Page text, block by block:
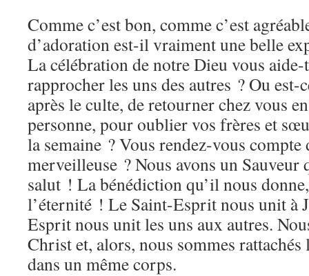
Comme c’est bon, comme c’est
d’adoration est-il vraiment une belle
La célébration de notre Dieu vous
rapprocher les uns des autres ? Ou est-
après le culte, de retourner chez vous
personne, pour oublier vos frères et
la semaine ? Vous rendez-vous compte
merveilleuse ? Nous avons un
salut ! La bénédiction qu’il nous
l’éternité ! Le Saint-Esprit nous unit à
Esprit nous unit les uns aux autres.
Christ et, alors, nous sommes rattachés
dans un même corps.